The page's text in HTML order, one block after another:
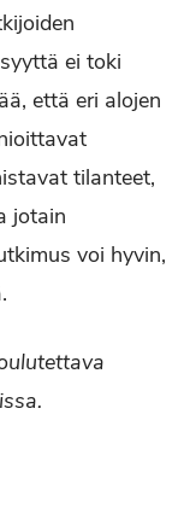
ei toki
että eri alojen
tilanteet,
jotain
voi hyvin,